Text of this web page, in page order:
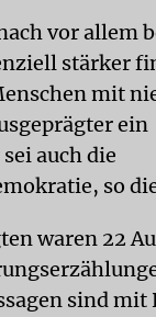
vor allem
stärker
mit
ein
auch die
so
waren 22
sind mit